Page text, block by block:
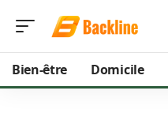
Bien-être Domicile